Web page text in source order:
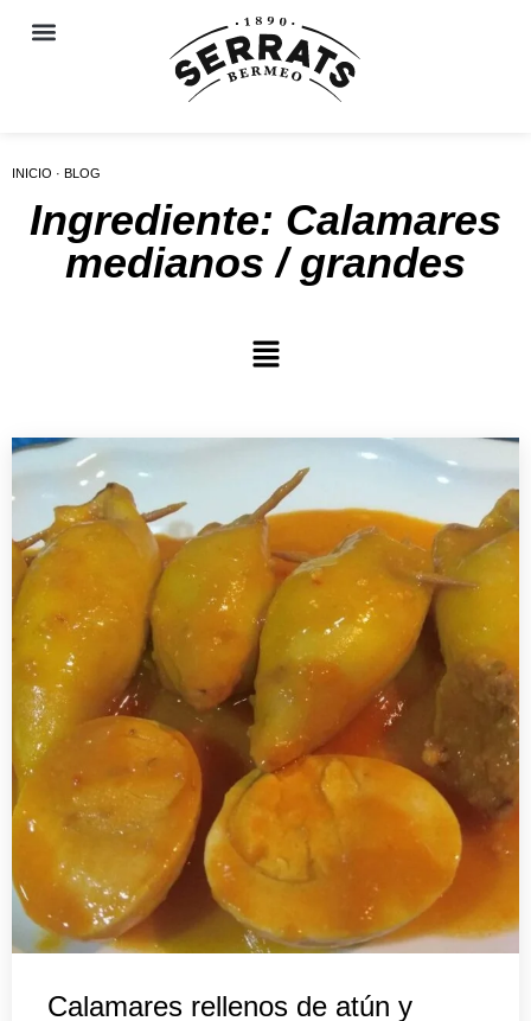
INICIO · BLOG
Ingrediente: Calamares
medianos / grandes
Calamares rellenos de atún y